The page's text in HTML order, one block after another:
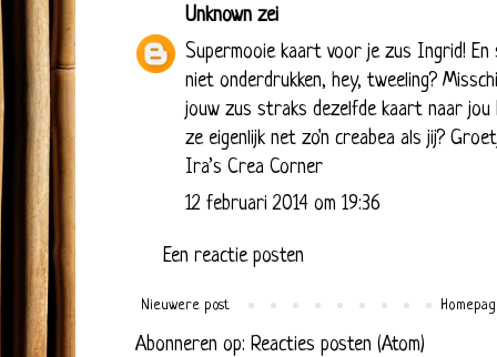
Unknown zei
Supermooie kaart voor je zus Ingrid! En
niet onderdrukken, hey, tweeling?
jouw zus straks dezelfde kaart naar jou
ze eigenlijk net zo'n creabea als jij?
Ira’s Crea Corner
12 februari 2014 om 19:36
Een reactie posten
Nieuwere post
Abonneren op: Reacties posten (Atom)